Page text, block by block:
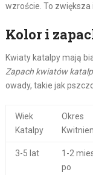
wzroście. To zwiększa
Kolor i
Kwiaty katalpy mają
Zapach kwiatów
owady, takie jak
Wiek
Katalpy
Okres
3-5 lat
1-2
po